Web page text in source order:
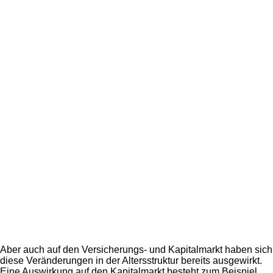
Aber auch auf den Versicherungs- und Kapitalmarkt haben sich
diese Veränderungen in der Altersstruktur bereits ausgewirkt.